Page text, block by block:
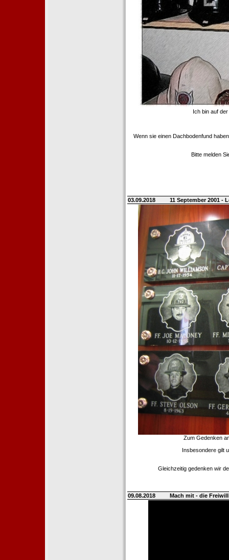
Ich bin auf
Wenn sie einen Dachbodenfund
Bitte melden
03.09.2018 11 September 2001 -
Zum Gedenken
Insbesondere gilt
Gleichzeitig gedenken wir
09.08.2018 Mach mit - die